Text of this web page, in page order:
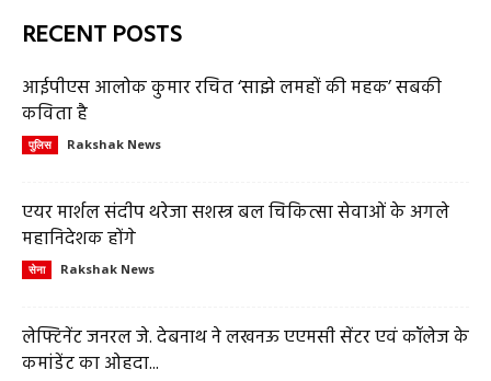
RECENT POSTS
आईपीएस आलोक कुमार रचित ‘साझे लमहों की महक’ सबकी
कविता है
पुलिस Rakshak News
एयर मार्शल संदीप थरेजा सशस्त्र बल चिकित्सा सेवाओं के अगले
महानिदेशक होंगे
सेना Rakshak News
लेफ्टिनेंट जनरल जे. देबनाथ ने लखनऊ एएमसी सेंटर एवं कॉलेज के
कमांडेंट का ओहदा...